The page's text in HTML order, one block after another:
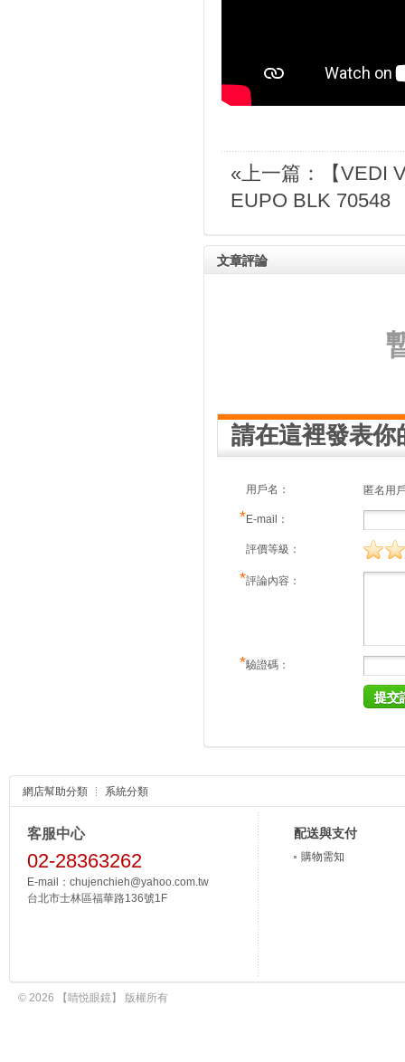
«上一篇：【VEDI
EUPO BLK 70548
文章評論
請在這裡發表你
用戶名： 匿名用
*E-mail：
評價等級：
*評論內容：
*驗證碼：
網店幫助分類 系統分類
客服中心
02-28363262
E-mail：chujenchieh@yahoo.com.tw
台北市士林區福華路136號1F
配送與支付
購物需知
© 2026 【睛悦眼鏡】 版權所有